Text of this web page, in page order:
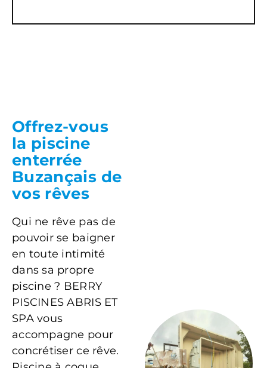
Offrez-vous
la piscine
enterrée
Buzançais de
vos rêves
Qui ne rêve pas de
pouvoir se baigner
en toute intimité
dans sa propre
piscine ? BERRY
PISCINES ABRIS ET
SPA vous
accompagne pour
concrétiser ce rêve.